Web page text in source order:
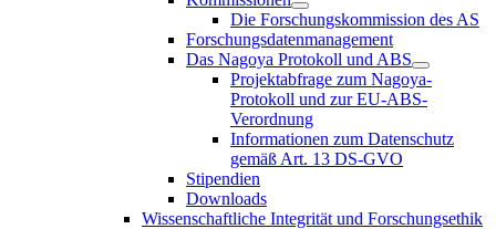
Die Forschungskommission des AS
Forschungsdatenmanagement
Das Nagoya Protokoll und ABS
Projektabfrage zum Nagoya-
Protokoll und zur EU-ABS-
Verordnung
Informationen zum Datenschutz
gemäß Art. 13 DS-GVO
Stipendien
Downloads
Wissenschaftliche Integrität und Forschungsethik